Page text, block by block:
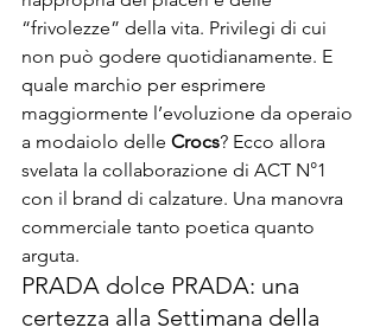
“frivolezze” della vita. Privilegi di cui
non può godere quotidianamente. E
quale marchio per esprimere
maggiormente l’evoluzione da operaio
a modaiolo delle Crocs? Ecco allora
svelata la collaborazione di ACT N°1
con il brand di calzature. Una manovra
commerciale tanto poetica quanto
arguta.
PRADA dolce PRADA: una
certezza alla Settimana della